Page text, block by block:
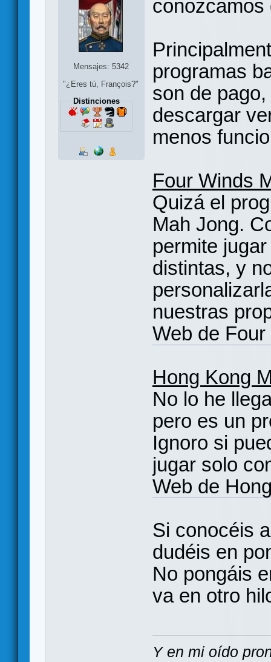
Mensajes: 5342
"¿Eres tú, François?"
Distinciones
conozcamos
programas
son de
descargar
menos
Four Winds
Quizá el
Mah Jong.
permite
distintas, y
nuestras
Web de
Hong Kong
No lo he
pero es un
Ignoro si
jugar solo
Web de
Si conocéis
dudéis en
No pongáis
va en otro
Y en mi oído